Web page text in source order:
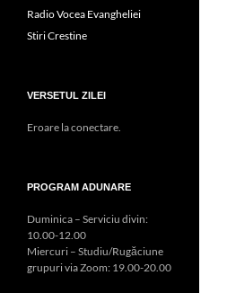
Radio Vocea Evangheliei
Stiri Crestine
VERSETUL ZILEI
Eroare la conectare.
PROGRAM ADUNARE
Duminica – Serviciu divin:
10.00-12.00
Miercuri – Studiu/Rugăciune
grupuri via Zoom: 19.00-20.00